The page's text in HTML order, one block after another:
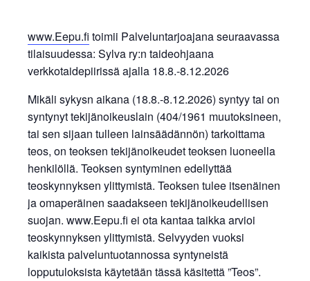
www.Eepu.fi toimii Palveluntarjoajana seuraavassa
tilaisuudessa: Sylva ry:n taideohjaana
verkkotaidepiirissä ajalla 18.8.-8.12.2026
Mikäli sykysn aikana (18.8.-8.12.2026) syntyy tai on
syntynyt tekijänoikeuslain (404/1961 muutoksineen,
tai sen sijaan tulleen lainsäädännön) tarkoittama
teos, on teoksen tekijänoikeudet teoksen luoneella
henkilöllä. Teoksen syntyminen edellyttää
teoskynnyksen ylittymistä. Teoksen tulee itsenäinen
ja omaperäinen saadakseen tekijänoikeudellisen
suojan. www.Eepu.fi ei ota kantaa taikka arvioi
teoskynnyksen ylittymistä. Selvyyden vuoksi
kaikista palveluntuotannossa syntyneistä
lopputuloksista käytetään tässä käsitettä ”Teos”.